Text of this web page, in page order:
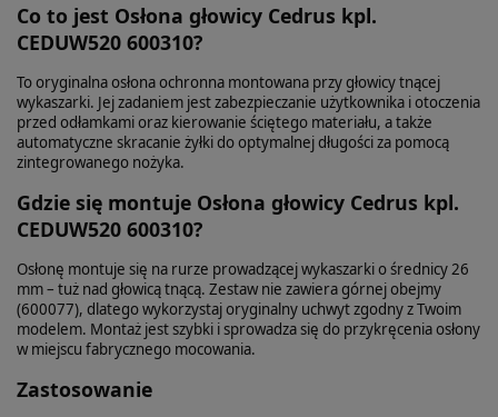
Co to jest Osłona głowicy Cedrus kpl.
CEDUW520 600310?
To oryginalna osłona ochronna montowana przy głowicy tnącej
wykaszarki. Jej zadaniem jest zabezpieczanie użytkownika i otoczenia
przed odłamkami oraz kierowanie ściętego materiału, a także
automatyczne skracanie żyłki do optymalnej długości za pomocą
zintegrowanego nożyka.
Gdzie się montuje Osłona głowicy Cedrus kpl.
CEDUW520 600310?
Osłonę montuje się na rurze prowadzącej wykaszarki o średnicy 26
mm – tuż nad głowicą tnącą. Zestaw nie zawiera górnej obejmy
(600077), dlatego wykorzystaj oryginalny uchwyt zgodny z Twoim
modelem. Montaż jest szybki i sprowadza się do przykręcenia osłony
w miejscu fabrycznego mocowania.
Zastosowanie